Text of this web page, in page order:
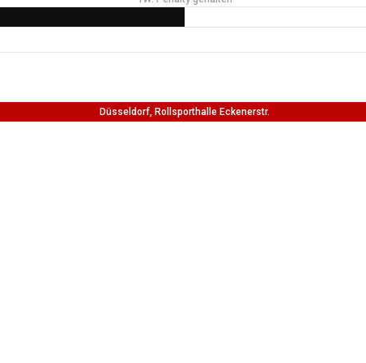
Düsseldorf, Rollsporthalle Eckenerstr.